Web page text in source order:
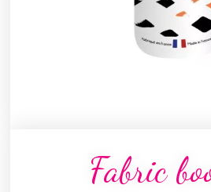
Fabric